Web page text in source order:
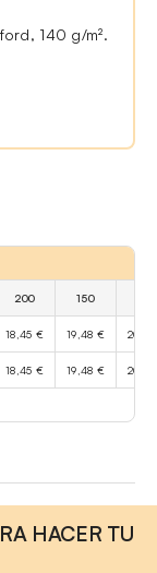
140 g/m².
200 150
18,45 € 19,48 €
18,45 € 19,48 €
HACER TU